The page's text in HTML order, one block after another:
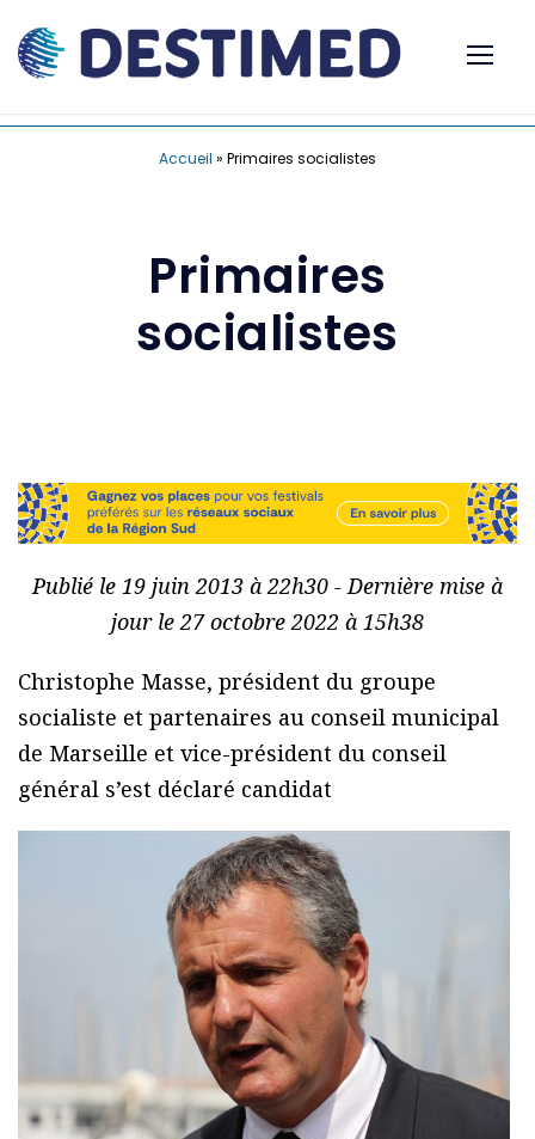
Accueil » Primaires socialistes
Primaires
socialistes
Publié le 19 juin 2013 à 22h30 - Dernière mise à
jour le 27 octobre 2022 à 15h38
Christophe Masse, président du groupe
socialiste et partenaires au conseil municipal
de Marseille et vice-président du conseil
général s’est déclaré candidat